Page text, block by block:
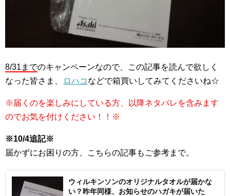
8/31までのキャンペーンなので、この記事を読んで欲しく
なった皆さま、
ロハコ などで箱買いしてみてくださいね☆
※届くのを楽しみにしている方、以降ネタバレを含みます
のでお気を付けください！！※
※10/4追記※
届かずにお困りの方、こちらの記事もご参考まで。
ウィルキンソンのオリジナルタオルが届かな
い？昨年同様、お知らせのハガキが届いた